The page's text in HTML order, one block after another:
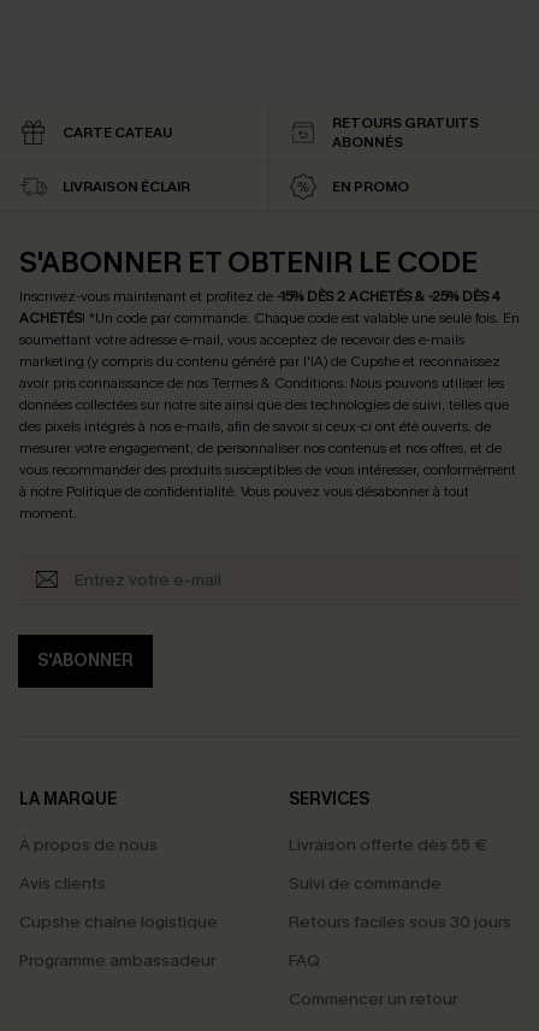
CARTE CATEAU
RETOURS GRATUITS
ABONNÉS
LIVRAISON ÉCLAIR EN PROMO
S'ABONNER ET OBTENIR LE CODE
Inscrivez-vous maintenant et profitez de -15% DÈS 2 ACHETÉS & -25% DÈS 4
ACHETÉS! *Un code par commande. Chaque code est valable une seule fois. En
soumettant votre adresse e-mail, vous acceptez de recevoir des e-mails
marketing (y compris du contenu généré par l'IA) de Cupshe et reconnaissez
avoir pris connaissance de nosTermes & Conditions. Nous pouvons utiliser les
données collectées sur notre site ainsi que des technologies de suivi, telles que
des pixels intégrés à nos e-mails, afin de savoir si ceux-ci ont été ouverts, de
mesurer votre engagement, de personnaliser nos contenus et nos offres, et de
vous recommander des produits susceptibles de vous intéresser, conformément
à notre Politique de confidentialité. Vous pouvez vous désabonner à tout
moment.
S'ABONNER
LA MARQUE
À propos de nous
Avis clients
Cupshe chaîne logistique
Programme ambassadeur
SERVICES
Livraison offerte dès 55 €
Suivi de commande
Retours faciles sous 30 jours
FAQ
Commencer un retour